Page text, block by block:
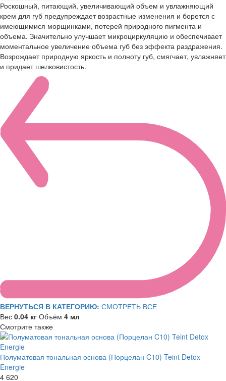
Роскошный, питающий, увеличивающий объем и увлажняющий
крем для губ предупреждает возрастные изменения и борется с
имеющимися морщинками, потерей природного пигмента и
объема. Значительно улучшает микроциркуляцию и обеспечивает
моментальное увеличение объема губ без эффекта раздражения.
Возрождает природную яркость и полноту губ, смягчает, увлажняет
и придает шелковистость.
ВЕРНУТЬСЯ В КАТЕГОРИЮ: СМОТРЕТЬ ВСЕ
Вес 0.04 кг Объём 4 мл
Смотрите также
Полуматовая тональная основа (Порцелан C10) Teint Detox
Energie
4 620